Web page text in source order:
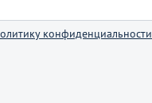
конфиденциальности